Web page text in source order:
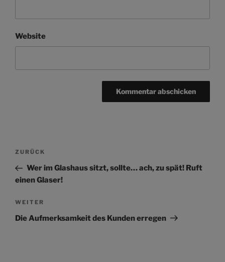
Website
Beitragsnavigation
Vorheriger
Beitrag
ZURÜCK
Wer im Glashaus sitzt, sollte… ach, zu spät! Ruft
einen Glaser!
Nächster
Beitrag
WEITER
Die Aufmerksamkeit des Kunden erregen